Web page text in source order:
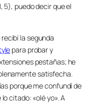
5), puedo decir que el
la segunda
para probar y
pestañas; he
satisfecha.
porque me confundí de
citado: «olé yo». A